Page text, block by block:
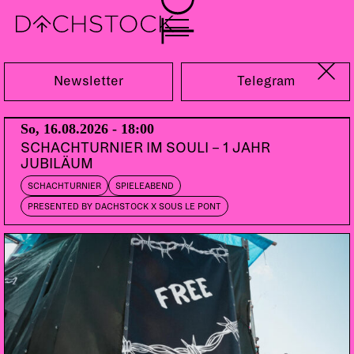
So, 22.04.2012
FLIPPER US | Subterranean Records, American Recordings
Newsletter Telegram
So, 16.08.2026 - 18:00
SCHACHTURNIER IM SOULI – 1 JAHR
JUBILÄUM
SCHACHTURNIER SPIELEABEND
PRESENTED BY DACHSTOCK X SOUS LE PONT